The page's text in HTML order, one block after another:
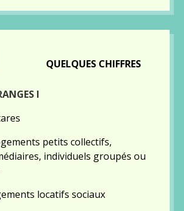
QUELQUES CHIFFRES
I
petits collectifs,
individuels groupés ou
locatifs sociaux